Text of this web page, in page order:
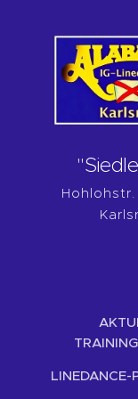
Hohlohstr.